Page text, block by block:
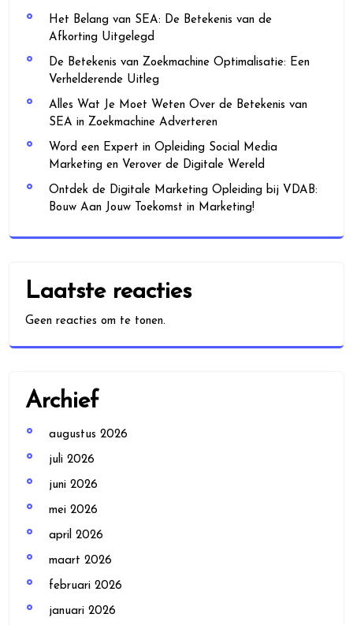
Het Belang van SEA: De Betekenis van de
Afkorting Uitgelegd
De Betekenis van Zoekmachine Optimalisatie: Een
Verhelderende Uitleg
Alles Wat Je Moet Weten Over de Betekenis van
SEA in Zoekmachine Adverteren
Word een Expert in Opleiding Social Media
Marketing en Verover de Digitale Wereld
Ontdek de Digitale Marketing Opleiding bij VDAB:
Bouw Aan Jouw Toekomst in Marketing!
Laatste reacties
Geen reacties om te tonen.
Archief
augustus 2026
juli 2026
juni 2026
mei 2026
april 2026
maart 2026
februari 2026
januari 2026